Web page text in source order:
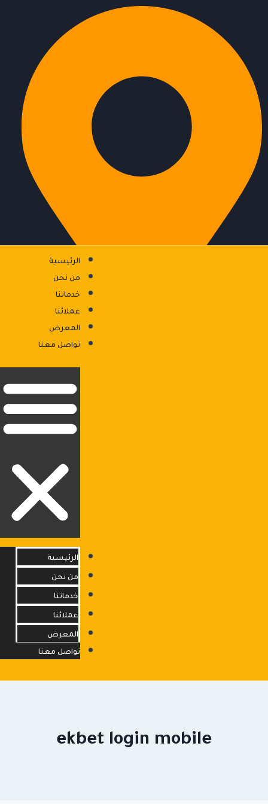
الرئيسية
من نحن
خدماتنا
عملائنا
المعرض
تواصل معنا
الرئيسية
من نحن
خدماتنا
عملائنا
المعرض
تواصل معنا
ekbet login mobile